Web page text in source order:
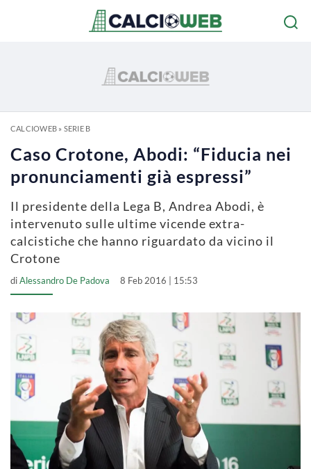
CALCIOWEB» SERIE B
Caso Crotone, Abodi: “Fiducia nei
pronunciamenti già espressi”
Il presidente della Lega B, Andrea Abodi, è
intervenuto sulle ultime vicende extra-
calcistiche che hanno riguardato da vicino il
Crotone
diAlessandro De Padova 8 Feb 2016 | 15:53